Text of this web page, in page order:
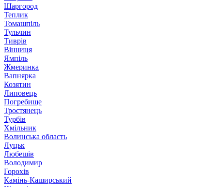
Шаргород
Теплик
Томашпіль
Тульчин
Тиврів
Вінниця
Ямпіль
Жмеринка
Вапнярка
Козятин
Липовець
Погребище
Тростянець
Турбів
Хмільник
Волинська область
Луцьк
Любешів
Володимир
Горохів
Камінь-Каширський